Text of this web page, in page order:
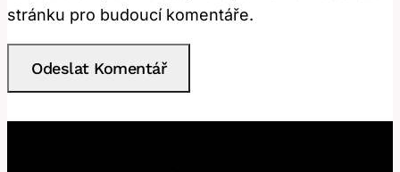
stránku pro budoucí komentáře.